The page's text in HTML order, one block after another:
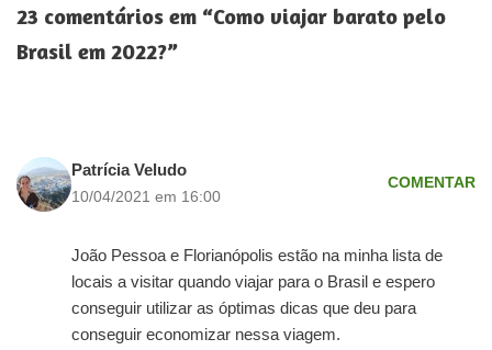
23 comentários em “Como viajar barato pelo
Brasil em 2022?”
Patrícia Veludo
10/04/2021 em 16:00
COMENTAR
João Pessoa e Florianópolis estão na minha lista de
locais a visitar quando viajar para o Brasil e espero
conseguir utilizar as óptimas dicas que deu para
conseguir economizar nessa viagem.